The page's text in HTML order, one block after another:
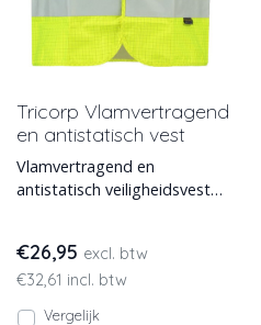
Tricorp Vlamvertragend
en antistatisch vest
Vlamvertragend en
antistatisch veiligheidsvest
lev
€26,95 excl. btw
€32,61 incl. btw
Vergelijk